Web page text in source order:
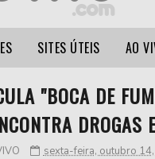
SITES ÚTEIS AO
"BOCA DE
DROGAS
sexta-feira, outubro